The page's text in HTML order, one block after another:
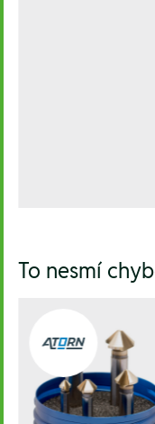
To nesmí